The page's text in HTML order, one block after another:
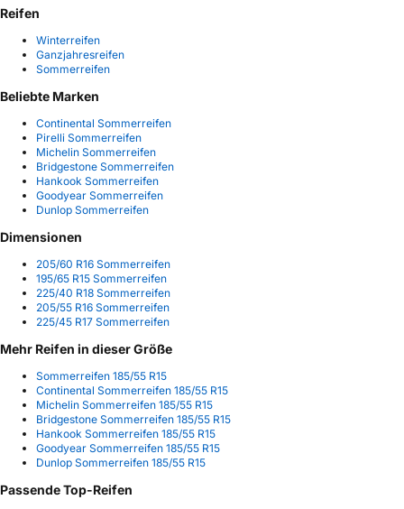
Reifen
Winterreifen
Ganzjahresreifen
Sommerreifen
Beliebte Marken
Continental Sommerreifen
Pirelli Sommerreifen
Michelin Sommerreifen
Bridgestone Sommerreifen
Hankook Sommerreifen
Goodyear Sommerreifen
Dunlop Sommerreifen
Dimensionen
205/60 R16 Sommerreifen
195/65 R15 Sommerreifen
225/40 R18 Sommerreifen
205/55 R16 Sommerreifen
225/45 R17 Sommerreifen
Mehr Reifen in dieser Größe
Sommerreifen 185/55 R15
Continental Sommerreifen 185/55 R15
Michelin Sommerreifen 185/55 R15
Bridgestone Sommerreifen 185/55 R15
Hankook Sommerreifen 185/55 R15
Goodyear Sommerreifen 185/55 R15
Dunlop Sommerreifen 185/55 R15
Passende Top-Reifen